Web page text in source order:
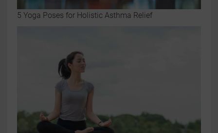
5 Yoga Poses for Holistic Asthma Relief